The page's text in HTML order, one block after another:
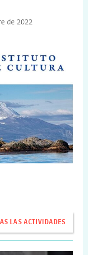
de 2022
LAS ACTIVIDADES